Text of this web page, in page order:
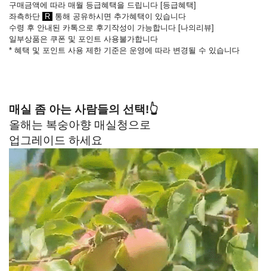
구매금액에 따라 매월 등급혜택을 드립니다 [등급혜택]
좌측하단
R 통해 공유하시면 추가혜택이 있습니다
수령 후 안내된 카톡으로 후기작성이 가능합니다 [나의리뷰]
일부상품은 쿠폰 및 포인트 사용불가합니다
* 혜택 및 포인트 사용 제한 기준은 운영에 따라 변경될 수 있습니다
매실 좀 아는 사람들의 선택!👆
올해는 복숭아향 매실청으로
업그레이드 하세요